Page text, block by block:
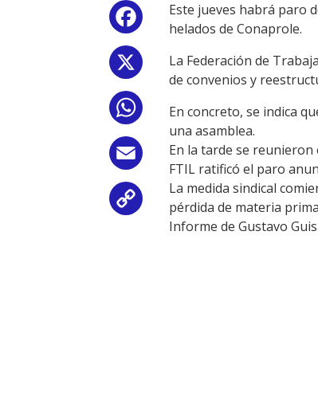
Facebook
WhatsApp
Email
Copy
Link
Este jueves habrá paro
helados de Conaprole.
La Federación de
de convenios y
En concreto, se indica
una asamblea.
En la tarde se
FTIL ratificó el paro
La medida sindical
pérdida de materia
Informe de Gustavo